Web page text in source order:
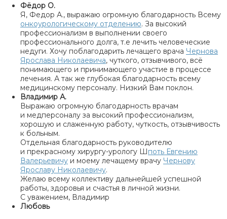
Фёдор О.
Я, Федор А., выражаю огромную благодарность Всему
онкоурологическому отделению. За высокий
профессионализм в выполнении своего
профессионального долга, т.е лечить человеческие
недуги. Хочу поблагодарить лечащего врача Чернова
Ярослава Николаевича, чуткого, отзывчивого, всё
понимающего и принимающего участие в процессе
лечения. А так же глубокая благодарность всему
медицинскому персоналу. Низкий Вам поклон.
Владимир А.
Выражаю огромную благодарность врачам
и медперсоналу за высокий профессионализм,
хорошую и слаженную работу, чуткость, отзывчивость
к больным.
Отдельная благодарность руководителю
и прекрасному хирургу-урологу Шпоть Евгению
Валерьевичу и моему лечащему врачу Чернову
Ярославу Николаевичу.
Желаю всему коллективу дальнейшей успешной
работы, здоровья и счастья в личной жизни.
С уважением, Владимир
Любовь